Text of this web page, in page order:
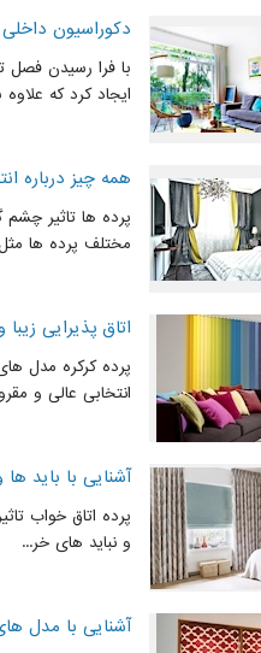
دکوراسیون
با فرا رسیدن فصل
ایجاد کرد که علاوه
همه چیز درباره
پرده ها تاثیر چشم
مختلف پرده ها
اتاق پذیرایی
پرده کرکره مدل
انتخابی عالی و
آشنایی با باید
پرده اتاق خواب
و نباید های خر...
آشنایی با مدل